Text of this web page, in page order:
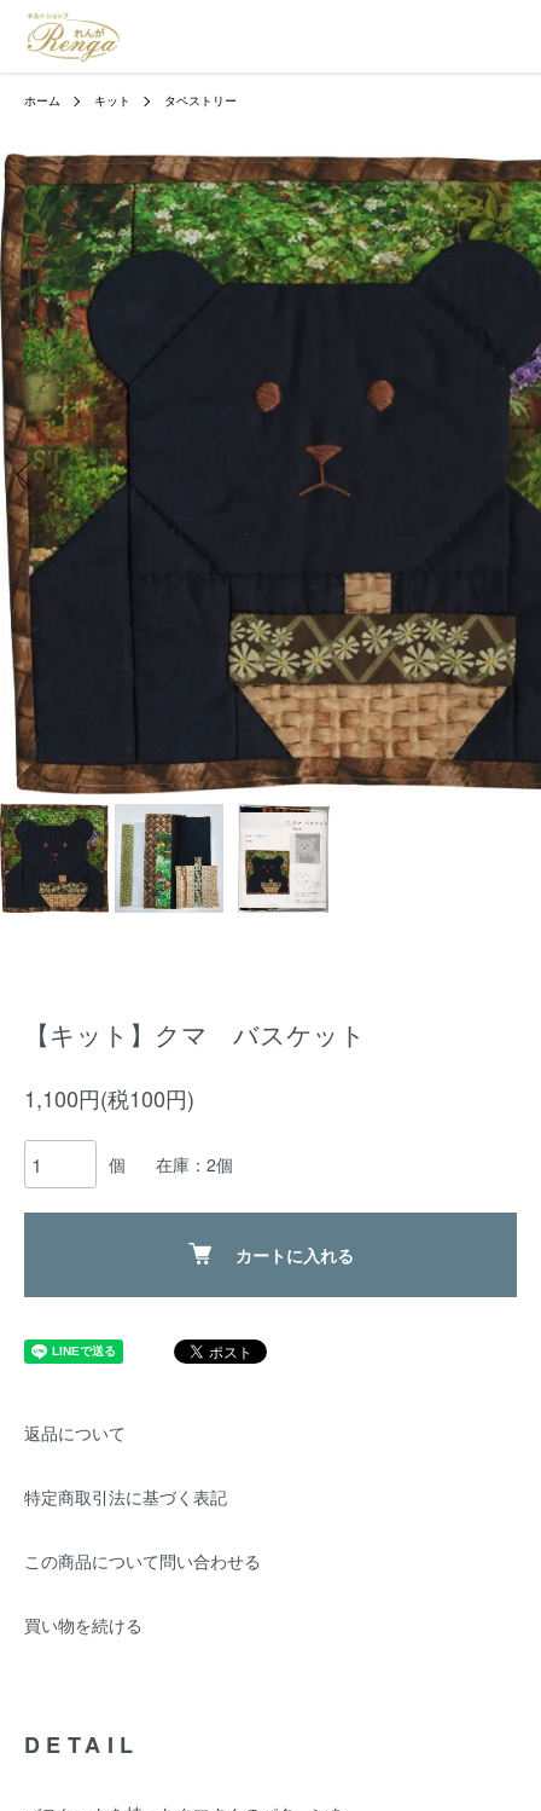
ホーム キット タペストリー
【キット】クマ バスケット
1,100円(税100円)
個 在庫：2個
カートに入れる
返品について
特定商取引法に基づく表記
この商品について問い合わせる
買い物を続ける
DETAIL